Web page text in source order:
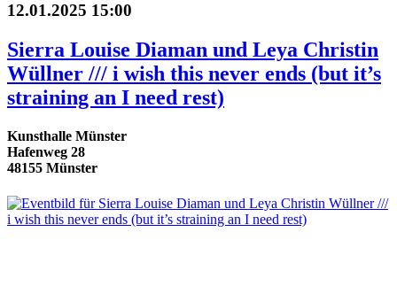
12.01.2025 15:00
Sierra Louise Diaman und Leya Christin
Wüllner /// i wish this never ends (but it’s
straining an I need rest)
Kunsthalle Münster
Hafenweg 28
48155 Münster